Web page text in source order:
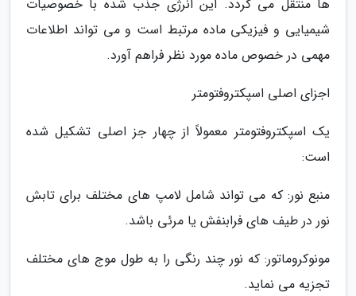
ها منتقل می گردد. این انرژی جذب شده با خصوصیات
شیمیایی و فیزیکی ماده مرتبط است و می تواند اطلاعات
مهمی در خصوص ماده مورد نظر فراهم آورد.
اجزای اصلی اسپکتروفتومتر
یک اسپکتروفتومتر معمولاً از چهار جز اصلی تشکیل شده
است:
منبع نور: که می تواند شامل لامپ های مختلف برای تابش
نور در طیف های فرابنفش یا مرئی باشد.
مونوکروماتور: که نور چند رنگی را به طول موج های مختلف
تجزیه می نماید.